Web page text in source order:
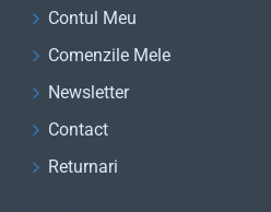
Contul Meu
Comenzile Mele
Newsletter
Contact
Returnari